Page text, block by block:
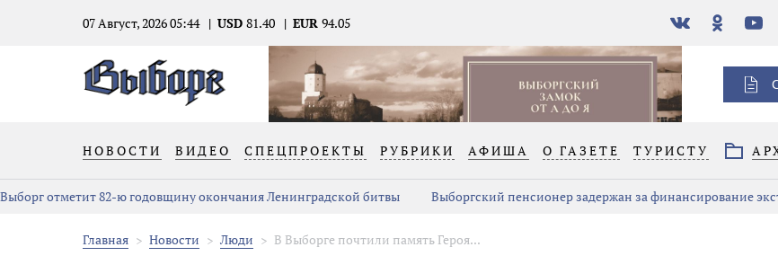
07 Август, 2026 05:44 USD 81.40 EUR 94.05
В
контакте
НОВОСТИ ВИДЕО СПЕЦПРОЕКТЫ РУБРИКИ АФИША О ГАЗЕТЕ ТУРИСТУ
Выборг отметит 82-ю годовщину окончания Ленинградской битвы Выборгский пенсионер задержан за финансирование
Главная Новости Люди В Выборге почтили память Героя...